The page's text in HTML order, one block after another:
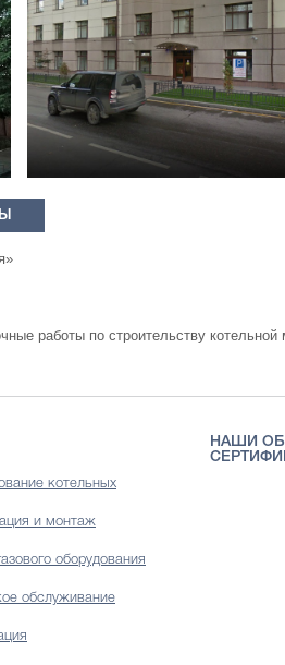
работы по строительству
котельных
и монтаж
оборудования
обслуживание
НАШИ